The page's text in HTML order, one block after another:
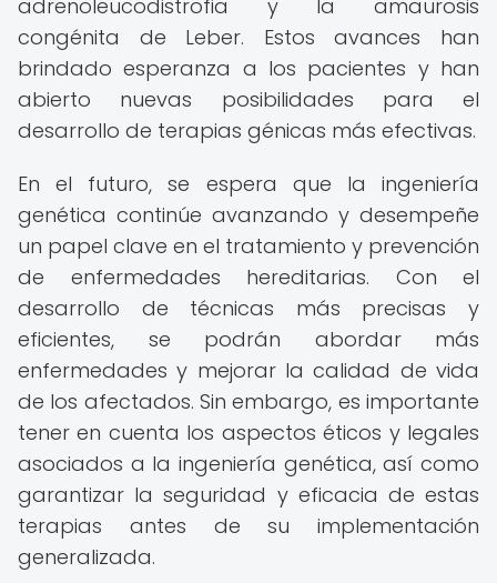
adrenoleucodistrofia y la amaurosis
congénita de Leber. Estos avances han
brindado esperanza a los pacientes y han
abierto nuevas posibilidades para el
desarrollo de terapias génicas más efectivas.
En el futuro, se espera que la ingeniería
genética continúe avanzando y desempeñe
un papel clave en el tratamiento y prevención
de enfermedades hereditarias. Con el
desarrollo de técnicas más precisas y
eficientes, se podrán abordar más
enfermedades y mejorar la calidad de vida
de los afectados. Sin embargo, es importante
tener en cuenta los aspectos éticos y legales
asociados a la ingeniería genética, así como
garantizar la seguridad y eficacia de estas
terapias antes de su implementación
generalizada.